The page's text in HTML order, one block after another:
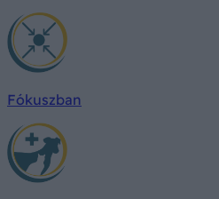
Fókuszban